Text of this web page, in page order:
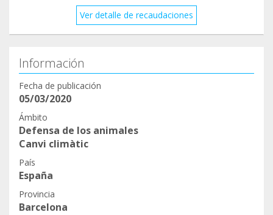
Ver detalle de recaudaciones
Información
Fecha de publicación
05/03/2020
Ámbito
Defensa de los animales
Canvi climàtic
País
España
Provincia
Barcelona